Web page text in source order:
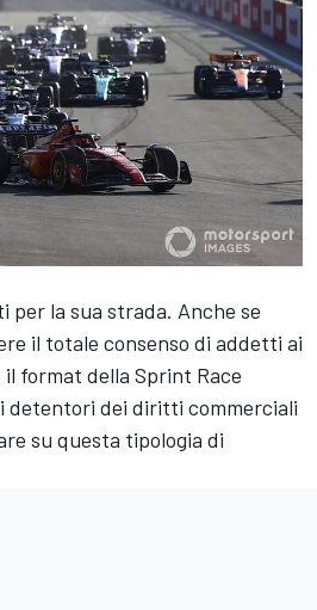
per la sua strada. Anche se
il totale consenso di addetti ai
format della Sprint Race
detentori dei diritti commerciali
su questa tipologia di